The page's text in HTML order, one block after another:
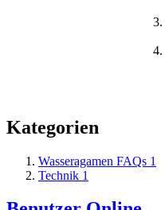
Kategorien
Wasseragamen FAQs 1
Technik 1